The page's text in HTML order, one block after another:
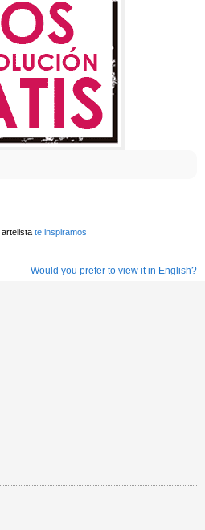
te inspiramos
Would you prefer to view it in English?